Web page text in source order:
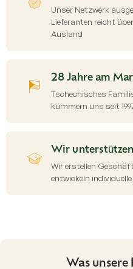
Unser Netzwerk
Lieferanten reicht
Ausland
28 Jahre am
Tschechisches
kümmern uns seit
Wir
Wir erstellen
entwickeln
Was unsere